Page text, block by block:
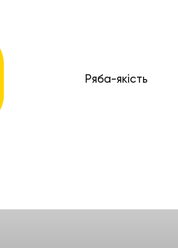
Ряба-якість